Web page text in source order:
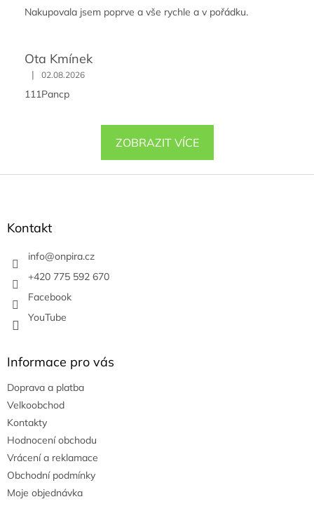
Nakupovala jsem poprve a vše rychle a v pořádku.
Ota Kmínek
| 02.08.2026
111Pancp
ZOBRAZIT VÍCE
Z
Kontakt
info@onpira.cz
+420 775 592 670
Facebook
YouTube
Informace pro vás
Doprava a platba
Velkoobchod
Kontakty
Hodnocení obchodu
Vrácení a reklamace
Obchodní podmínky
Moje objednávka